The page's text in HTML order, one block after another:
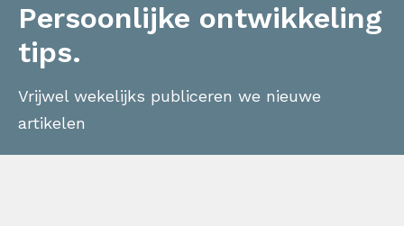
Persoonlijke ontwikkeling
tips.
Vrijwel wekelijks publiceren we nieuwe
artikelen